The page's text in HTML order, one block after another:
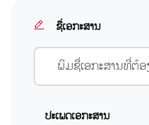
ຊື່ເອກະສານ
ປະເພດເອກະສານ